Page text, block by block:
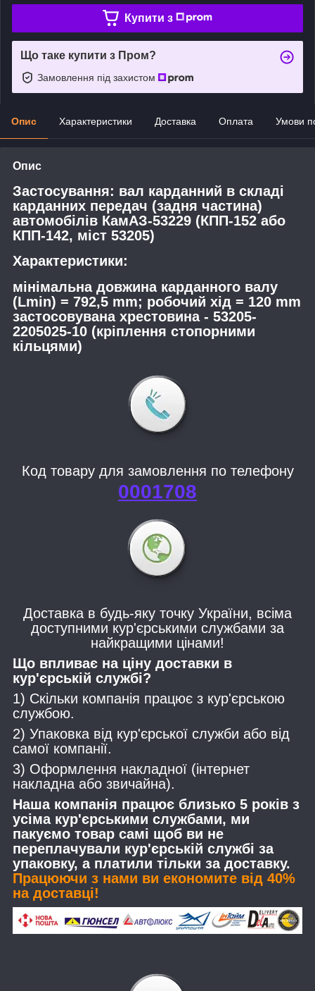
Купити з
Що таке купити з Пром?
Замовлення під захистом
Опис Характеристики Доставка Оплата Умови
Опис
Застосування: вал карданний в складі
карданних передач (задня частина)
автомобілів КамАЗ-53229 (КПП-152 або
КПП-142, міст 53205)
Характеристики:
мінімальна довжина карданного валу
(Lmin) = 792,5 mm; робочий хід = 120 mm
застосовувана хрестовина - 53205-
2205025-10 (кріплення стопорними
кільцями)
Код товару для замовлення по телефону
0001708
Доставка в будь-яку точку України, всіма
доступними кур'єрськими службами за
найкращими цінами!
Що впливає на ціну доставки в
кур'єрській службі?
1) Скільки компанія працює з кур'єрською
службою.
2) Упаковка від кур'єрської служби або від
самої компанії.
3) Оформлення накладної (інтернет
накладна або звичайна).
Наша компанія працює близько 5 років з
усіма кур'єрськими службами, ми
пакуємо товар самі щоб ви не
переплачували кур'єрській службі за
упаковку, а платили тільки за доставку.
Працюючи з нами ви економите від 40%
на доставці!